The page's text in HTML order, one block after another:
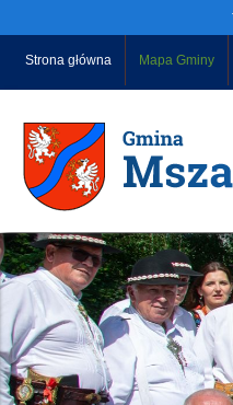
Strona główna Mapa Gminy